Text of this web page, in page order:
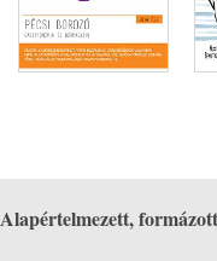
Alapértelmezett,